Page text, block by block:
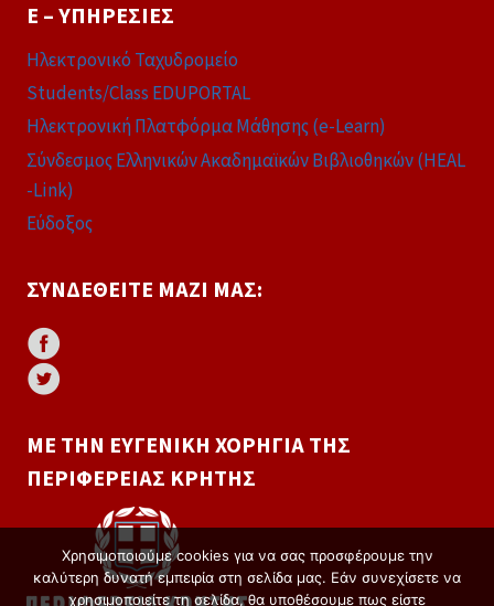
E – ΥΠΗΡΕΣΊΕΣ
Ηλεκτρονικό Ταχυδρομείο
Students/Class EDUPORTAL
Ηλεκτρονική Πλατφόρμα Μάθησης (e-Learn)
Σύνδεσμος Ελληνικών Ακαδημαϊκών Βιβλιοθηκών (HEAL
-Link)
Εύδοξος
ΣΥΝΔΕΘΕΊΤΕ ΜΑΖΊ ΜΑΣ:
ΜΕ ΤΗΝ ΕΥΓΕΝΙΚΉ ΧΟΡΗΓΊΑ ΤΗΣ
ΠΕΡΙΦΈΡΕΙΑΣ ΚΡΉΤΗΣ
Χρησιμοποιούμε cookies για να σας προσφέρουμε την
καλύτερη δυνατή εμπειρία στη σελίδα μας. Εάν συνεχίσετε να
χρησιμοποιείτε τη σελίδα, θα υποθέσουμε πως είστε